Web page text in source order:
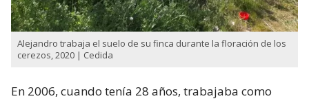
Alejandro trabaja el suelo de su finca durante la floración de los
cerezos, 2020 | Cedida
En 2006, cuando tenía 28 años, trabajaba como